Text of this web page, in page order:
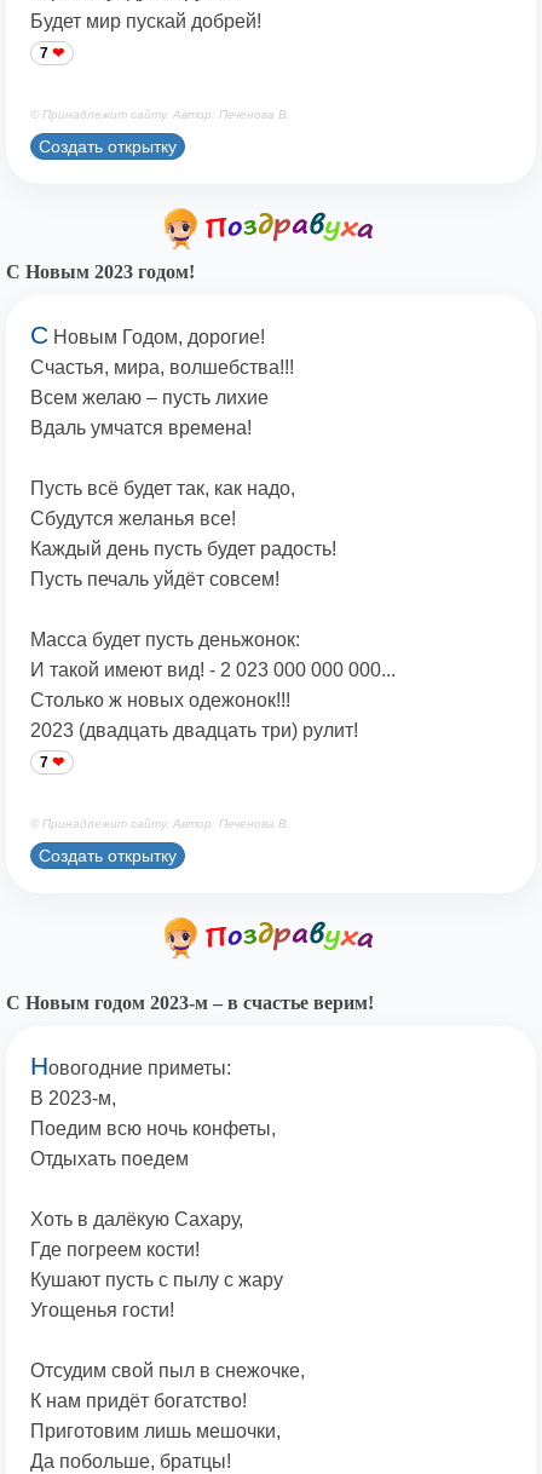
Будет мир пускай добрей!
7
© Принадлежит сайту. Автор: Печенова В.
Создать открытку
С Новым 2023 годом!
С Новым Годом, дорогие!
Счастья, мира, волшебства!!!
Всем желаю – пусть лихие
Вдаль умчатся времена!
Пусть всё будет так, как надо,
Сбудутся желанья все!
Каждый день пусть будет радость!
Пусть печаль уйдёт совсем!
Масса будет пусть деньжонок:
И такой имеют вид! - 2 023 000 000 000...
Столько ж новых одежонок!!!
2023 (двадцать двадцать три) рулит!
7
© Принадлежит сайту. Автор: Печенова В.
Создать открытку
С Новым годом 2023-м – в счастье верим!
Новогодние приметы:
В 2023-м,
Поедим всю ночь конфеты,
Отдыхать поедем
Хоть в далёкую Сахару,
Где погреем кости!
Кушают пусть с пылу с жару
Угощенья гости!
Отсудим свой пыл в снежочке,
К нам придёт богатство!
Приготовим лишь мешочки,
Да побольше, братцы!